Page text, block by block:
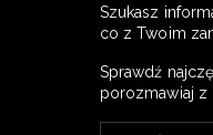
Szukasz
co z Twoim
Sprawdź
porozmawiaj z